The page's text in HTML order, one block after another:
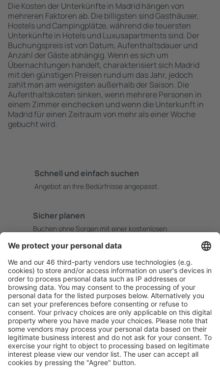
Die Kosten der Unterkünfte in Madrid hängen von
mehreren Faktoren ab. Die billigsten sind Gasthäuser,
Hostels und Campingplätze, während die teuersten
Unterkünfte in Hotels und Luxusapartments sind. Der
Buchungspreis ist von Datum, Aufenthaltsdauer und
Anzahl der Gäste abhängig. Wenn es sich um
Übernachtungen handelt, charakterisiert sich Madrid
mit den günstigen Preisen rund um das Jahr, jedoch
zahlt man am wenigsten außerhalb der Saison. Die
Aufenthaltskosten sinken, wenn mehrere Personen in
einem Zimmer einchecken und wenn die Unterkunft in
Madrid für einen Zeitraum von mehr als einer Woche
gebucht wird.
Schnell und einfach suchen
Angebot an Ihre Bedürfnisse angepasst.
Sicher planen
Buchen ohne Sorgen mit einer kostenlosen
Mehr sparen
Attraktive Preise und Spezialangebote für eingeloggte
Benutzer.
Unterkünfte, die Sie mögen
Wählen Sie aus über 1,3 Millionen Unterkünften: Hotels,
Hütten, Apartments und andere.